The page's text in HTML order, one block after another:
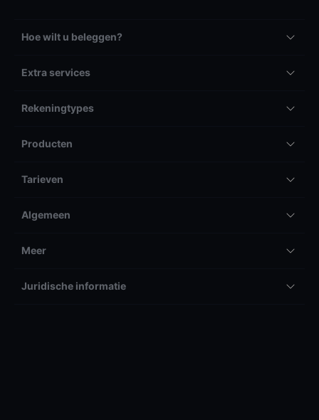
Hoe wilt u beleggen?
Extra services
Rekeningtypes
Producten
Tarieven
Algemeen
Meer
Juridische informatie